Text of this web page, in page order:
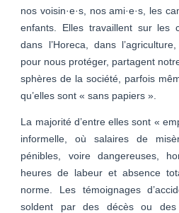
nos voisin·e·s, nos ami·e·s, les
enfants. Elles travaillent sur les
dans l’Horeca, dans
pour nous protéger, partagent
sphères de la société, parfois
qu’elles sont « sans papiers ».
La majorité d’entre elles sont «
informelle, où salaires de
pénibles, voire dangereuses,
heures de labeur et absence
norme. Les témoignages
soldent par des décès ou des